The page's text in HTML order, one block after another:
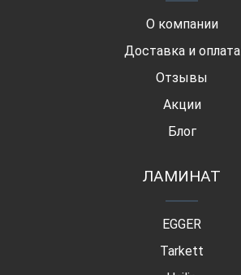
О компании
Доставка и оплата
Отзывы
Акции
Блог
ЛАМИНАТ
EGGER
Tarkett